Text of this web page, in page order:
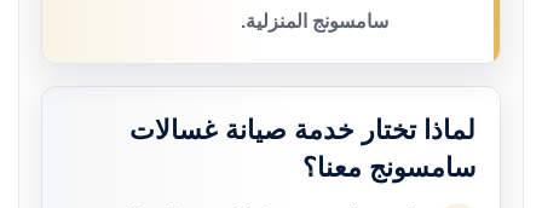
سامسونج المنزلية.
لماذا تختار خدمة صيانة غسالات
سامسونج معنا؟